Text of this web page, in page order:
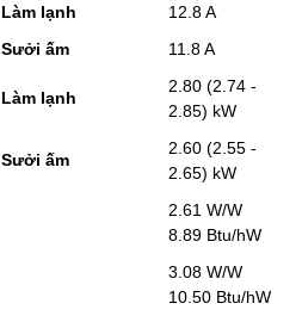
Làm lạnh
12.8 A
Sưởi ấm
11.8 A
Làm lạnh
2.80 (2.74 -
2.85) kW
Sưởi ấm
2.60 (2.55 -
2.65) kW
2.61 W/W
8.89 Btu/hW
3.08 W/W
10.50 Btu/hW